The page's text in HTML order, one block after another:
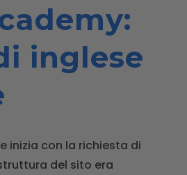
inglese
inizia con la richiesta di
del sito era